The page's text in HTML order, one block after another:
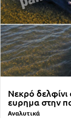
Νεκρό
ευρημα στην
Αναλυτικά